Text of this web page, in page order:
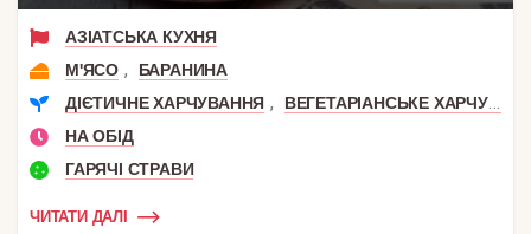
АЗІАТСЬКА КУХНЯ
М'ЯСО ,
БАРАНИНА
ДІЄТИЧНЕ ХАРЧУВАННЯ ,
ВЕГЕТАРІАНСЬКЕ ХАРЧУВАННЯ
НА ОБІД
ГАРЯЧІ СТРАВИ
ЧИТАТИ ДАЛІ